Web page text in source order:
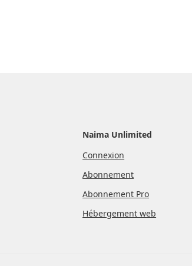
Naima Unlimited
Connexion
Abonnement
Abonnement Pro
Hébergement web